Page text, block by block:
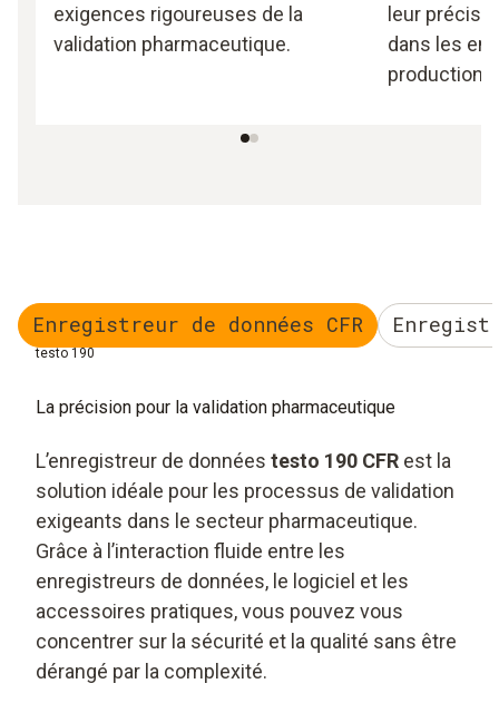
exigences rigoureuses de la
validation pharmaceutique.
leur
dans les
production
Enregistreur de données CFR
testo 190
La précision pour la validation pharmaceutique
L’enregistreur de données testo 190 CFR est la
solution idéale pour les processus de validation
exigeants dans le secteur pharmaceutique.
Grâce à l’interaction fluide entre les
enregistreurs de données, le logiciel et les
accessoires pratiques, vous pouvez vous
concentrer sur la sécurité et la qualité sans être
dérangé par la complexité.